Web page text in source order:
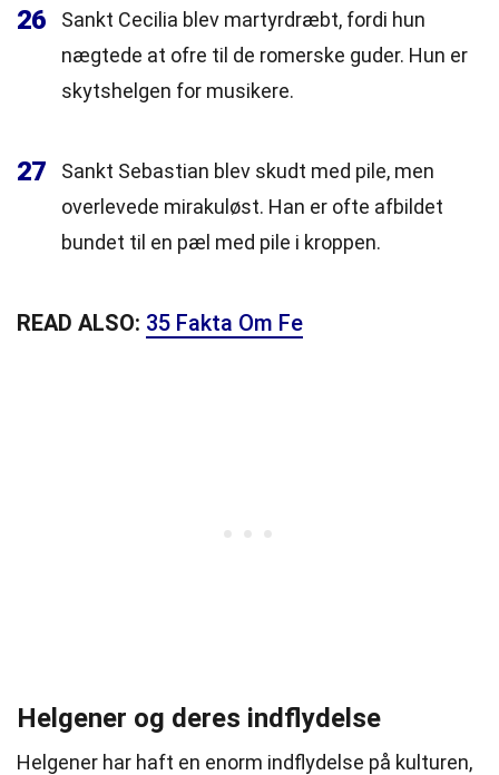
26
Sankt Cecilia blev martyrdræbt, fordi hun
nægtede at ofre til de romerske guder. Hun er
skytshelgen for musikere.
27
Sankt Sebastian blev skudt med pile, men
overlevede mirakuløst. Han er ofte afbildet
bundet til en pæl med pile i kroppen.
READ ALSO: 35 Fakta Om Fe
Helgener og deres indflydelse
Helgener har haft en enorm indflydelse på kulturen,